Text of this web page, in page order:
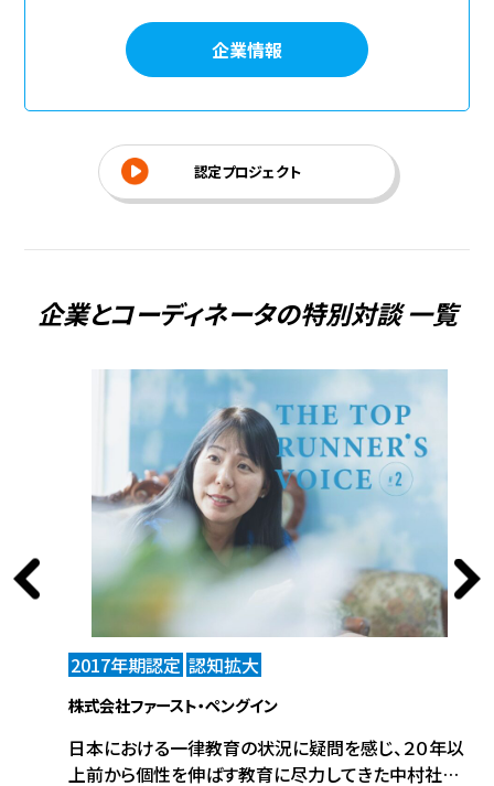
企業情報
認定プロジェクト
企業とコーディネータの特別対談 一覧
2017年期認定 認知拡大
株式会社ファースト・ペングイン
日本における一律教育の状況に疑問を感じ、２０年以
上前から個性を伸ばす教育に尽力してきた中村社長。